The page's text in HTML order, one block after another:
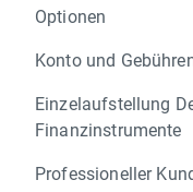
Optionen
Konto und
Einzelaufstellung
Finanzinstrumente
Professioneller